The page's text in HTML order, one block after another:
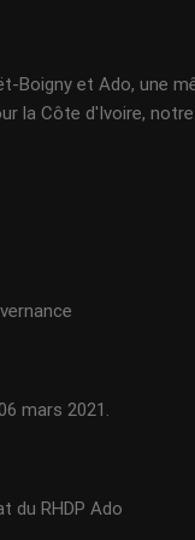
Boigny et Ado, une
la Côte d'Ivoire, notre
mars 2021.
du RHDP Ado